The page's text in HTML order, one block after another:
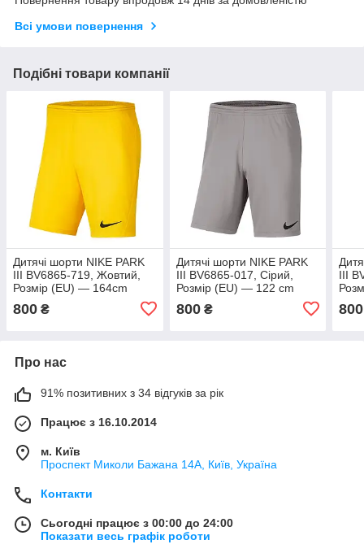
Всі умови повернення
Подібні товари компанії
Дитячі шорти NIKE PARK
III BV6865-719, Жовтий,
Розмір (EU) — 164cm
800 ₴
Дитячі шорти NIKE PARK
III BV6865-017, Сірий,
Розмір (EU) — 122 cm
800₴
III
800
Про нас
91% позитивних з 34 відгуків за рік
Працює з 16.10.2014
м. Київ
Проспект Миколи Бажана 14А, Київ, Україна
Контакти
Сьогодні працює з 00:00 до 24:00
Показати весь графік роботи